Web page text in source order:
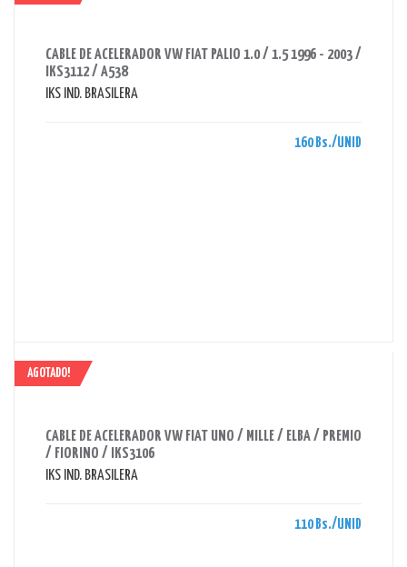
CABLE DE ACELERADOR VW FIAT PALIO 1.0 / 1.5 1996 - 2003 /
IKS3112 / A538
IKS IND. BRASILERA
160 Bs./UNID
AGOTADO!
CABLE DE ACELERADOR VW FIAT UNO / MILLE / ELBA / PREMIO
/ FIORINO / IKS3106
IKS IND. BRASILERA
110 Bs./UNID